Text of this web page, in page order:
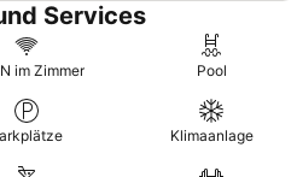
Services
im Zimmer Pool
Klimaanlage